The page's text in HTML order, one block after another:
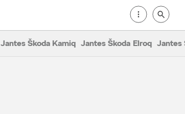
Jantes Škoda Kamiq Jantes Škoda Elroq Jantes